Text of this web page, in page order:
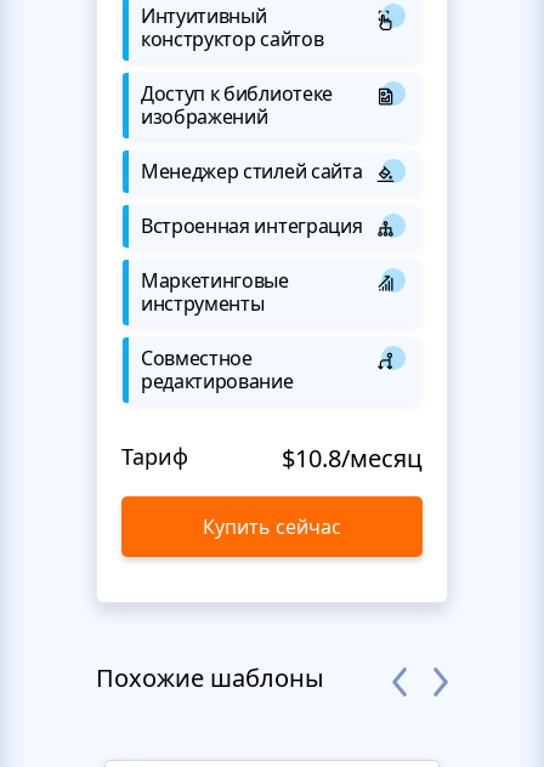
Интуитивный
конструктор сайтов
Доступ к библиотеке
изображений
Менеджер стилей сайта
Встроенная интеграция
Маркетинговые
инструменты
Совместное
редактирование
Тариф $10.8/месяц
Купить сейчас
Похожие шаблоны